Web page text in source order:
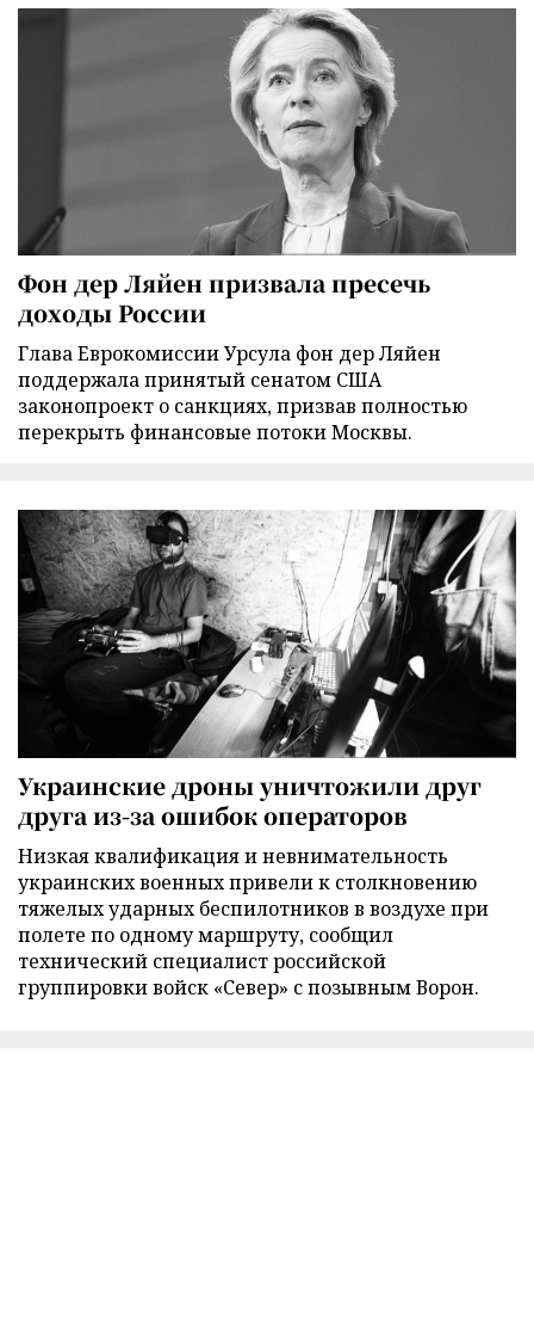
Фон дер Ляйен призвала пресечь
доходы России
Глава Еврокомиссии Урсула фон дер Ляйен
поддержала принятый сенатом США
законопроект о санкциях, призвав полностью
перекрыть финансовые потоки Москвы.
Украинские дроны уничтожили друг
друга из-за ошибок операторов
Низкая квалификация и невнимательность
украинских военных привели к столкновению
тяжелых ударных беспилотников в воздухе при
полете по одному маршруту, сообщил
технический специалист российской
группировки войск «Север» с позывным Ворон.